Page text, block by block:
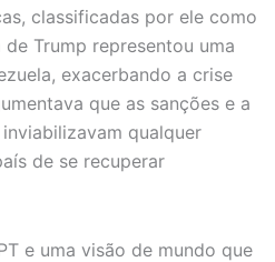
classificadas por ele como
Trump representou uma
exacerbando a crise
que as sanções e a
qualquer
de se recuperar
e uma visão de mundo que